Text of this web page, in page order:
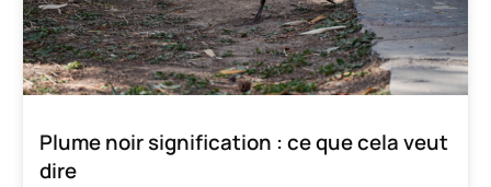
Plume noir signification : ce que cela veut
dire